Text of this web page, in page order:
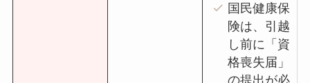
国民健康保
険は、引越
し前に「資
格喪失届」
の提出が必